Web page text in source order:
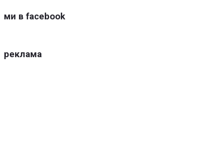
ми в facebook
реклама